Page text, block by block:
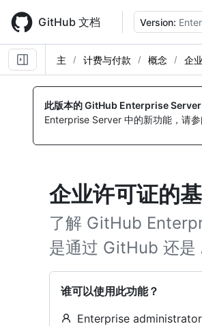
main
content
GitHub 文档 Version:
主 计费与付款 概念 企
此版本的 GitHub Enterprise Server
Enterprise Server 中的新功能，请
企业许可证的
了解 GitHub
是通过 GitHub 还是
谁可以使用此功能？
Enterprise